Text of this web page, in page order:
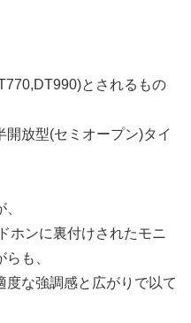
とされるもの
放型(セミオープン)タイ
ホンに裏付けされたモニ
も、
度な強調感と広がりで以て